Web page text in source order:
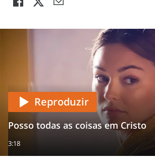
Reproduzir
Posso todas as coisas em Cristo
3:18